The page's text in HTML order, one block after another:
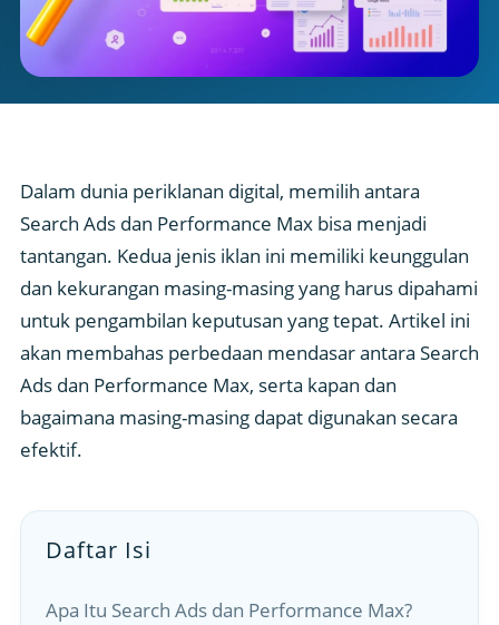
Dalam dunia periklanan digital, memilih antara
Search Ads dan Performance Max bisa menjadi
tantangan. Kedua jenis iklan ini memiliki keunggulan
dan kekurangan masing-masing yang harus dipahami
untuk pengambilan keputusan yang tepat. Artikel ini
akan membahas perbedaan mendasar antara Search
Ads dan Performance Max, serta kapan dan
bagaimana masing-masing dapat digunakan secara
efektif.
Daftar Isi
Apa Itu Search Ads dan Performance Max?